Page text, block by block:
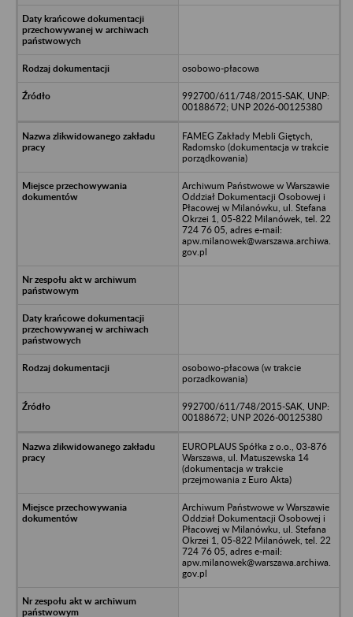
osobowo-płacowa
992700/611/748/2015-SAK, UNP:
00188672; UNP 2026-00125380
FAMEG Zakłady Mebli Giętych,
Radomsko (dokumentacja w trakcie
porządkowania)
Archiwum Państwowe w Warszawie
Oddział Dokumentacji Osobowej i
Płacowej w Milanówku, ul. Stefana
Okrzei 1, 05-822 Milanówek, tel. 22
724 76 05, adres e-mail:
apw.milanowek@warszawa.archiwa.
gov.pl
osobowo-płacowa (w trakcie
porzadkowania)
992700/611/748/2015-SAK, UNP:
00188672; UNP 2026-00125380
EUROPLAUS Spółka z o.o., 03-876
Warszawa, ul. Matuszewska 14
(dokumentacja w trakcie
przejmowania z Euro Akta)
Archiwum Państwowe w Warszawie
Oddział Dokumentacji Osobowej i
Płacowej w Milanówku, ul. Stefana
Okrzei 1, 05-822 Milanówek, tel. 22
724 76 05, adres e-mail:
apw.milanowek@warszawa.archiwa.
gov.pl